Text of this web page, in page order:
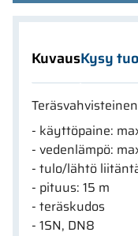
KuvausKysy
- käyttöpaine:
- vedenlämpö:
- tulo/lähtö
- pituus: 15 m
- teräskudos
- 1SN, DN8